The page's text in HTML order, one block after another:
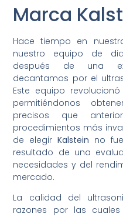
Marca
Hace tiempo en
nuestro equipo de
después de una
decantamos por el
Este equipo
permitiéndonos
precisos que
procedimientos más
de elegirKalstein no
resultado de una
necesidades y del
mercado.
La calidad del
razones por las